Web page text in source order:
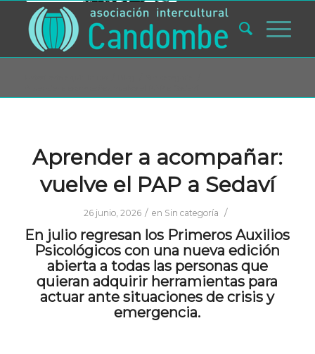
Aprender a acompañar:
vuelve el PAP a Sedaví
26 junio, 2026 / en Sin categoría /
En julio regresan los Primeros Auxilios
Psicológicos con una nueva edición
abierta a todas las personas que
quieran adquirir herramientas para
actuar ante situaciones de crisis y
emergencia.